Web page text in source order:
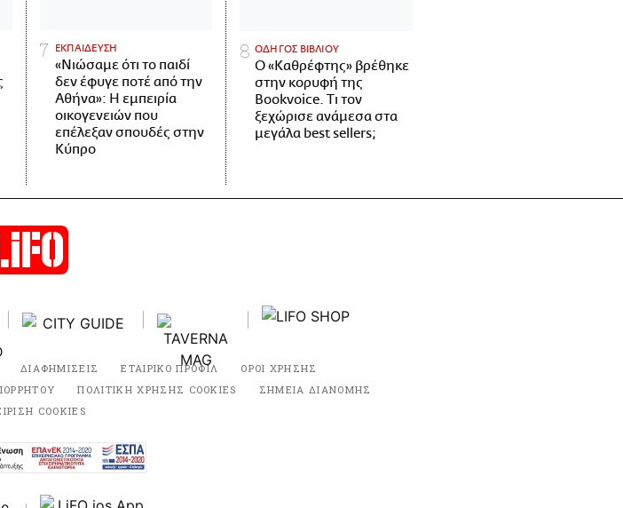
ΕΚΠΑΙΔΕΥΣΗ
«Νιώσαμε ότι το παιδί
δεν έφυγε ποτέ από την
Αθήνα»: Η εμπειρία
οικογενειών που
επέλεξαν σπουδές στην
Κύπρο
ΟΔΗΓΟΣ ΒΙΒΛΙΟΥ
Ο «Καθρέφτης» βρέθηκε
στην κορυφή της
Bookvoice. Τι τον
ξεχώρισε ανάμεσα στα
μεγάλα best sellers;
ΔΙΑΦΗΜΙΣΕΙΣ ΕΤΑΙΡΙΚΟ ΠΡΟΦΙΛ
ΟΡΟΙ ΧΡΗΣΗΣ
ΠΟΛΙΤΙΚΗ ΧΡΗΣΗΣ COOKIES
ΣΗΜΕΙΑ ΔΙΑΝΟΜΗΣ
COOKIES